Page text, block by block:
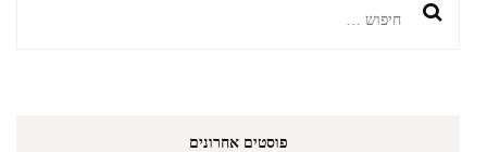
חיפוש:
פוסטים אחרונים